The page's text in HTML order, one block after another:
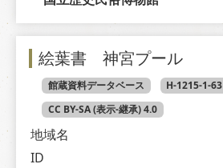
絵葉書 神宮プール
館蔵資料データベース
H-1215-1-63
CC BY-SA (表示-継承) 4.0
地域名
ID